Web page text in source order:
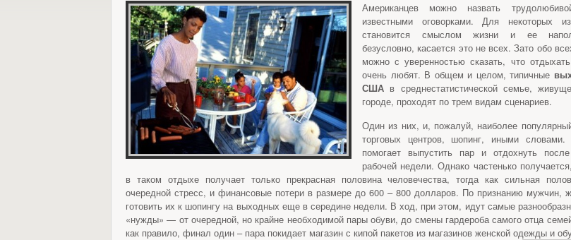
Американцев можно назвать
известными оговорками. Для некоторых
становится смыслом жизни и ее
безусловно, касается это не всех. Зато обо
можно с уверенностью сказать, что
очень любят. В общем и целом, типичные
США в среднестатистической семье,
городе, проходят по трем видам сценариев.
Один из них, и, пожалуй, наиболее
торговых центров, шопинг, иными словами.
помогает выпустить пар и отдохнуть
рабочей недели. Однако частенько
в таком отдыхе получает только прекрасная половина человечества, тогда как сильная
очередной стресс, и финансовые потери в размере до 600 – 800 долларов. По признанию мужчин,
готовить их к шопингу на выходных еще в середине недели. В ход, при этом, идут самые
«нужды» — от очередной, но крайне необходимой пары обуви, до смены гардероба самого отца
как правило, финал один – пара покидает магазин с кипой пакетов из магазинов женской одежды и